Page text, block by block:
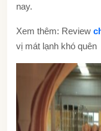
nay.
Xem thêm: Review
vị mát lạnh khó quên